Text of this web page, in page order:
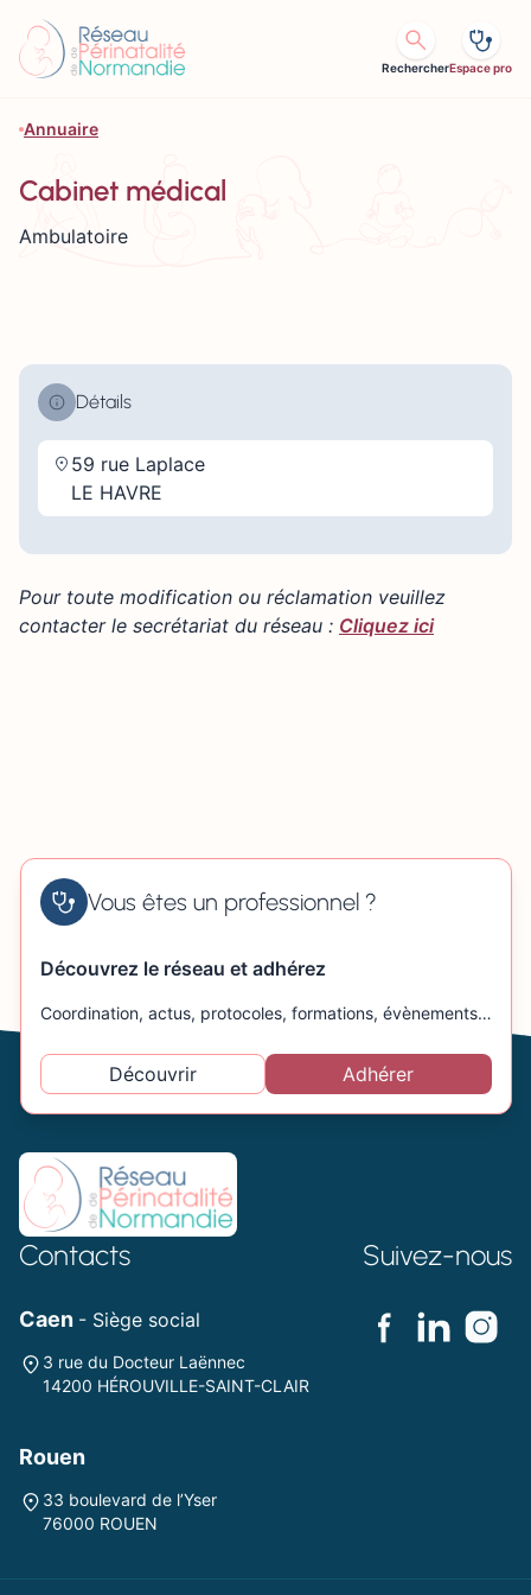
RechercherEspace pro
Annuaire
Cabinet médical
Ambulatoire
Détails
59 rue Laplace
LE HAVRE
Pour toute modification ou réclamation veuillez
contacter le secrétariat du réseau : Cliquez ici
Vous êtes un professionnel ?
Découvrez le réseau et adhérez
Coordination, actus, protocoles, formations, évènements…
Découvrir Adhérer
Contacts
Caen - Siège social
3 rue du Docteur Laënnec
14200 HÉROUVILLE-SAINT-CLAIR
Rouen
33 boulevard de l’Yser
76000 ROUEN
Suivez-nous